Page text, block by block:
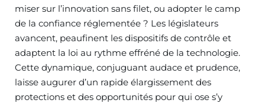
miser sur l’innovation sans filet, ou adopter le camp
de la confiance réglementée ? Les législateurs
avancent, peaufinent les dispositifs de contrôle et
adaptent la loi au rythme effréné de la technologie.
Cette dynamique, conjuguant audace et prudence,
laisse augurer d’un rapide élargissement des
protections et des opportunités pour qui ose s’y